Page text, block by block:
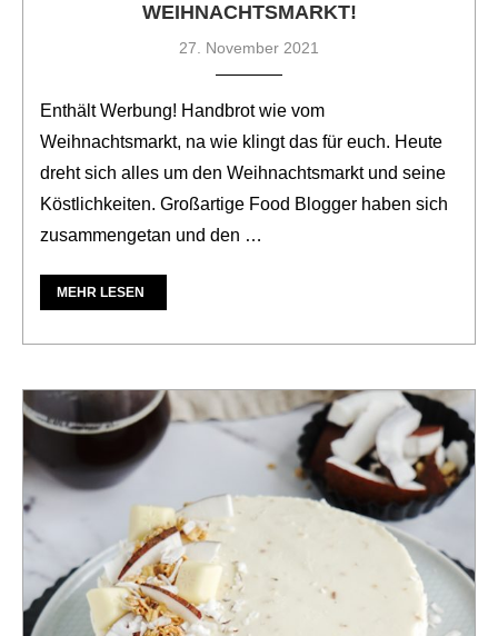
WEIHNACHTSMARKT!
27. November 2021
Enthält Werbung! Handbrot wie vom
Weihnachtsmarkt, na wie klingt das für euch. Heute
dreht sich alles um den Weihnachtsmarkt und seine
Köstlichkeiten. Großartige Food Blogger haben sich
zusammengetan und den …
MEHR LESEN